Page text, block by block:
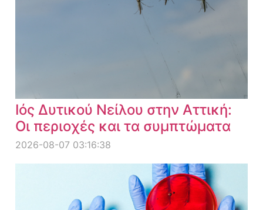
Ιός Δυτικού Νείλου στην Αττική:
Οι περιοχές και τα συμπτώματα
2026-08-07 03:16:38